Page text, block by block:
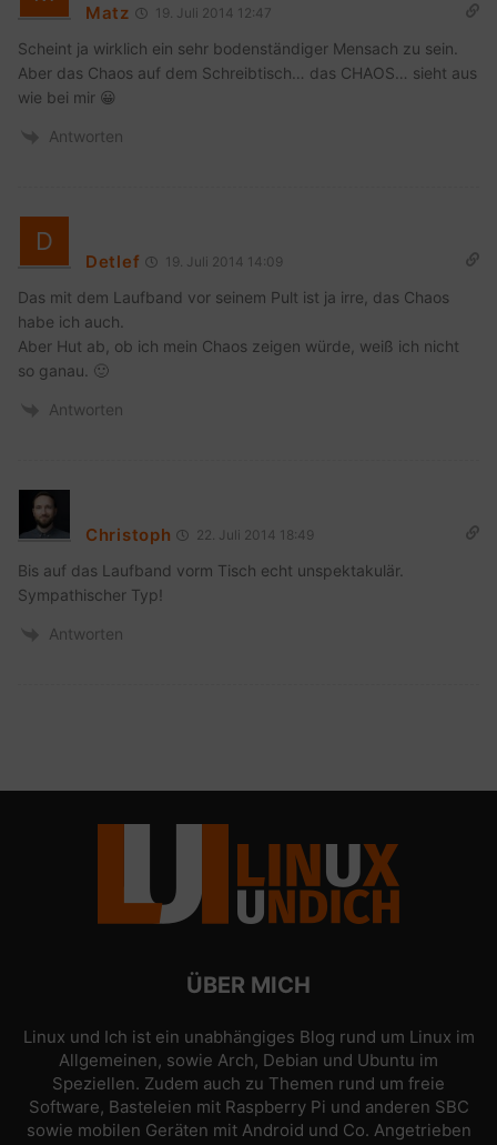
Matz 19. Juli 2014 12:47
Scheint ja wirklich ein sehr bodenständiger Mensach zu sein.
Aber das Chaos auf dem Schreibtisch… das CHAOS… sieht aus
wie bei mir 😀
Antworten
Detlef 19. Juli 2014 14:09
Das mit dem Laufband vor seinem Pult ist ja irre, das Chaos
habe ich auch.
Aber Hut ab, ob ich mein Chaos zeigen würde, weiß ich nicht
so ganau. 🙂
Antworten
Christoph 22. Juli 2014 18:49
Bis auf das Laufband vorm Tisch echt unspektakulär.
Sympathischer Typ!
Antworten
ÜBER MICH
Linux und Ich ist ein unabhängiges Blog rund um Linux im
Allgemeinen, sowie Arch, Debian und Ubuntu im
Speziellen. Zudem auch zu Themen rund um freie
Software, Basteleien mit Raspberry Pi und anderen SBC
sowie mobilen Geräten mit Android und Co. Angetrieben